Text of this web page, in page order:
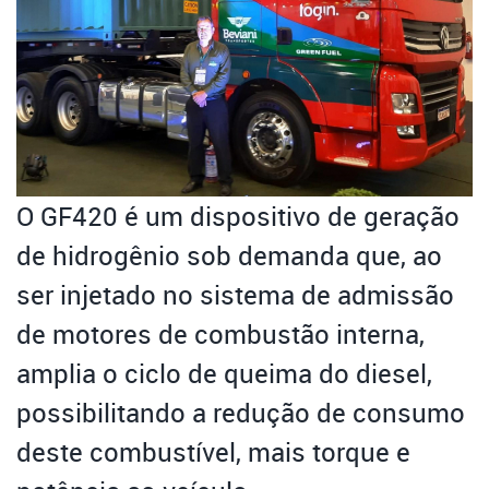
O GF420 é um dispositivo de geração
de hidrogênio sob demanda que, ao
ser injetado no sistema de admissão
de motores de combustão interna,
amplia o ciclo de queima do diesel,
possibilitando a redução de consumo
deste combustível, mais torque e